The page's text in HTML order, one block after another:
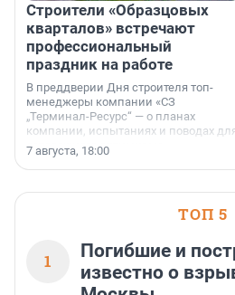
Строители «Образцовых
кварталов» встречают
профессиональный
праздник на работе
В преддверии Дня строителя топ-
менеджеры компании «СЗ
„Терминал-Ресурс“ — о планах
компании, испытаниях и поводах
осторожного оптимизма.
7 августа, 18:00
ТОП 5
1
Погибшие и
известно о